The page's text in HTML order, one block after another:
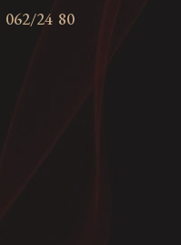
062/24 80